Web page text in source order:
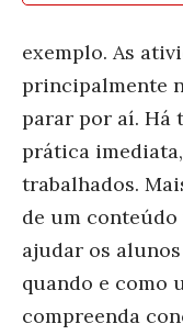
exemplo. As
principalmente
parar por aí. Há
prática
trabalhados.
de um
ajudar os
quando e como
compreenda